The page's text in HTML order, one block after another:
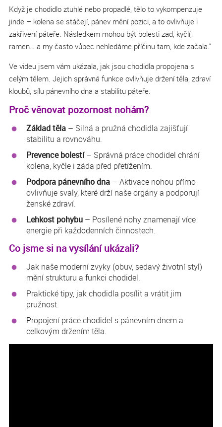
Když je chodidlo ztuhlé nebo propadlé, tělo to vykompenzuje
jinde – kolena se stáčejí, pánev mění pozici, a to ovlivňuje i
zakřivení páteře. Následkem mohou být bolesti zad, kyčlí,
ramen… a my často vůbec nehledáme příčinu tam, kde začala.“
Ve videu jsem vám ukázala, jak jsou chodidla propojena s
celým tělem. Jejich správná funkce ovlivňuje držení těla, zdraví
kloubů, sílu pánevního dna a stabilitu páteře.
Proč věnovat pozornost nohám?
Základ těla– Silná a pružná chodidla zajišťují
stabilitu a rovnováhu.
Prevence bolestí– Správná práce chodidel chrání
kolena, kyčle i záda před přetížením.
Podpora pánevního dna– Aktivace nohou přímo
ovlivňuje svaly, které drží naše orgány a podporují
ženské zdraví.
Lehkost pohybu– Posílené nohy znamenají více
energie při každodenních činnostech.
Co jsme si na vysílání ukázali?
Jak naše moderní zvyky (obuv, sedavý životní styl)
mění strukturu a funkci chodidel.
Praktické tipy, jak chodidla posílit a vrátit jim
pružnost.
Propojení práce chodidel s pánevním dnem a
celkovým držením těla.